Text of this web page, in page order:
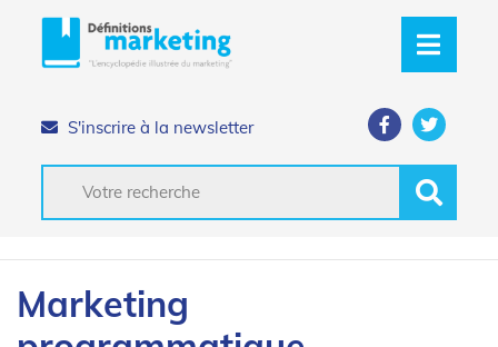
S'inscrire à la newsletter
Marketing